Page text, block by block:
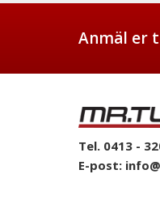
Anmäl er
Tel. 0413 -
E-post: